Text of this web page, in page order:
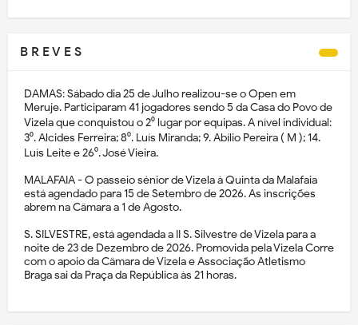
B R E V E S
DAMAS: Sábado dia 25 de Julho realizou-se o Open em
Meruje. Participaram 41 jogadores sendo 5 da Casa do Povo de
Vizela que conquistou o 2⁰ lugar por equipas. A nível individual:
3⁰. Alcides Ferreira; 8⁰. Luís Miranda; 9. Abílio Pereira ( M ); 14.
Luís Leite e 26⁰. José Vieira.
MALAFAIA - O passeio sénior de Vizela à Quinta da Malafaia
está agendado para 15 de Setembro de 2026. As inscrições
abrem na Câmara a 1 de Agosto.
S. SILVESTRE, está agendada a II S. Silvestre de Vizela para a
noite de 23 de Dezembro de 2026. Promovida pela Vizela Corre
com o apoio da Câmara de Vizela e Associação Atletismo
Braga sai da Praça da República às 21 horas.